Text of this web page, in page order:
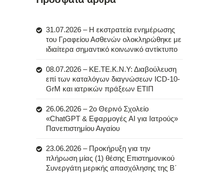
31.07.2026 – Η εκστρατεία ενημέρωσης
του Γραφείου Ασθενών ολοκληρώθηκε με
ιδιαίτερα σημαντικό κοινωνικό αντίκτυπο
08.07.2026 – ΚΕ.ΤΕ.Κ.Ν.Υ: Διαβούλευση
επί των καταλόγων διαγνώσεων ICD-10-
GrM και ιατρικών πράξεων ΕΤΙΠ
26.06.2026 – 2ο Θερινό Σχολείο
«ChatGPT & Εφαρμογές AI για Ιατρούς»
Πανεπιστημίου Αιγαίου
23.06.2026 – Προκήρυξη για την
πλήρωση μίας (1) θέσης Επιστημονικού
Συνεργάτη μερικής απασχόλησης της Β΄